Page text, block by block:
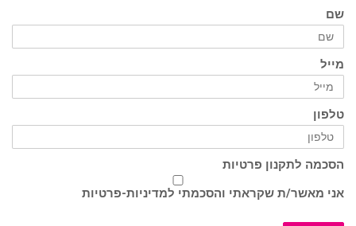
שם
מייל
טלפון
הסכמה לתקנון פרטיות
אני מאשר/ת שקראתי והסכמתי למדיניות-פרטיות